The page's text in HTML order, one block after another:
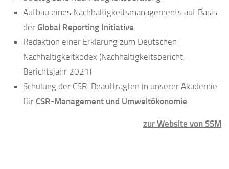
Aufbau eines Nachhaltigkeitsmanagements auf Basis
der Global Reporting Initiative
Redaktion einer Erklärung zum Deutschen
Nachhaltigkeitkodex (Nachhaltigkeitsbericht,
Berichtsjahr 2021)
Schulung der CSR-Beauftragten in unserer Akademie
für CSR-Management und Umweltökonomie
zur Website von SSM